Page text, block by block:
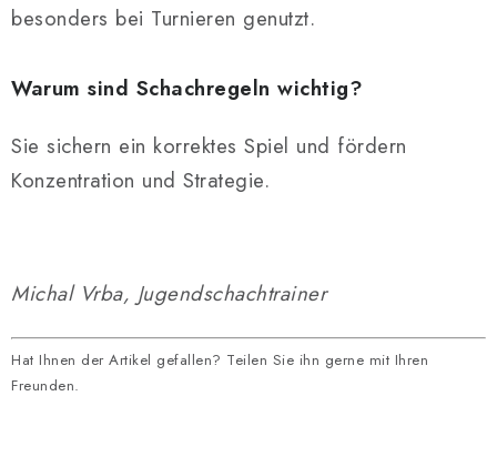
besonders bei Turnieren genutzt.
Warum sind Schachregeln wichtig?
Sie sichern ein korrektes Spiel und fördern
Konzentration und Strategie.
Michal Vrba, Jugendschachtrainer
Hat Ihnen der Artikel gefallen? Teilen Sie ihn gerne mit Ihren
Freunden.